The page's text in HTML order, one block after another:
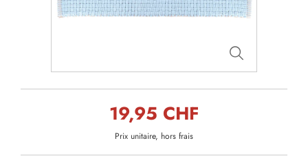
19,95 CHF
Prix unitaire, hors frais